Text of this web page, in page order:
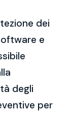
dei
e
degli
per